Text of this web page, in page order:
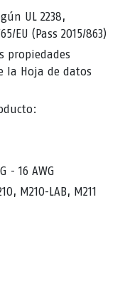
UL 2238,
EU (Pass 2015/863)
propiedades
la Hoja de datos
- 16 AWG
M210-LAB, M211